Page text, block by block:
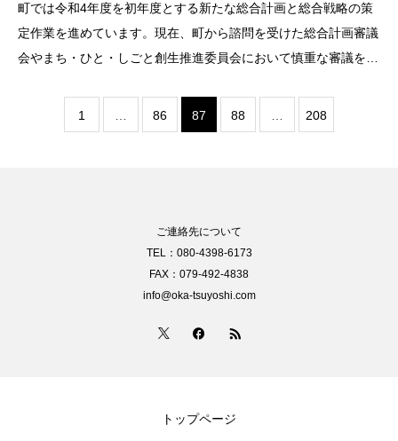
町では令和4年度を初年度とする新たな総合計画と総合戦略の策
定作業を進めています。現在、町から諮問を受けた総合計画審議
会やまち・ひと・しごと創生推進委員会において慎重な審議を実
1 86 87 88 208
ご連絡先について
TEL：080-4398-6173
FAX：079-492-4838
info@oka-tsuyoshi.com
トップページ